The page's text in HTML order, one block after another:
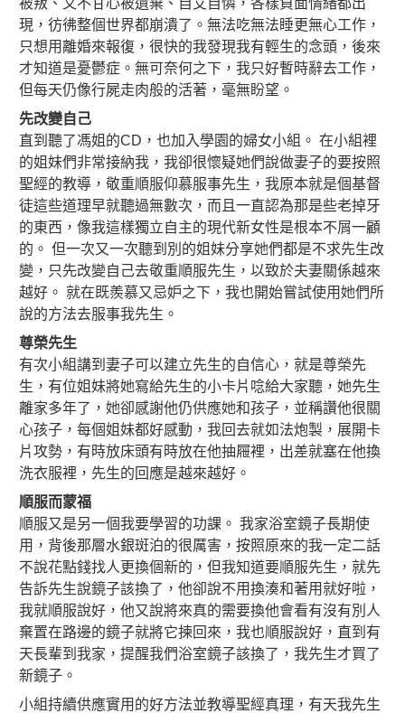
被叛、又不甘心被遺棄、自艾自憐，各樣負面情緒都出
現，彷彿整個世界都崩潰了。無法吃無法睡更無心工作，
只想用離婚來報復，很快的我發現我有輕生的念頭，後來
才知道是憂鬱症。無可奈何之下，我只好暫時辭去工作，
但每天仍像行屍走肉般的活著，毫無盼望。
先改變自己
直到聽了馮姐的CD，也加入學園的婦女小組。 在小組裡
的姐妹們非常接納我，我卻很懷疑她們說做妻子的要按照
聖經的教導，敬重順服仰慕服事先生，我原本就是個基督
徒這些道理早就聽過無數次，而且一直認為那是些老掉牙
的東西，像我這樣獨立自主的現代新女性是根本不屑一顧
的。 但一次又一次聽到別的姐妹分享她們都是不求先生改
變，只先改變自己去敬重順服先生，以致於夫妻關係越來
越好。 就在既羨慕又忌妒之下，我也開始嘗試使用她們所
說的方法去服事我先生。
尊榮先生
有次小組講到妻子可以建立先生的自信心，就是尊榮先
生，有位姐妹將她寫給先生的小卡片唸給大家聽，她先生
離家多年了，她卻感謝他仍供應她和孩子，並稱讚他很關
心孩子，每個姐妹都好感動，我回去就如法炮製，展開卡
片攻勢，有時放床頭有時放在他抽屜裡，出差就塞在他換
洗衣服裡，先生的回應是越來越好。
順服而蒙福
順服又是另一個我要學習的功課。 我家浴室鏡子長期使
用，背後那層水銀斑泊的很厲害，按照原來的我一定二話
不說花點錢找人更換個新的，但我知道要順服先生，就先
告訴先生說鏡子該換了，他卻說不用換湊和著用就好啦，
我就順服說好，他又說將來真的需要換他會看有沒有別人
棄置在路邊的鏡子就將它揀回來，我也順服說好，直到有
天長輩到我家，提醒我們浴室鏡子該換了，我先生才買了
新鏡子。
小組持續供應實用的好方法並教導聖經真理，有天我先生